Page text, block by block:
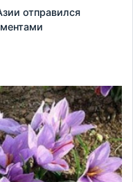
отправился